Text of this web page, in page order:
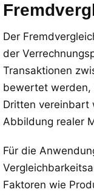
Der
der
Transaktionen
bewertet werden,
Dritten vereinbart
Abbildung realer
Für die
Faktoren wie